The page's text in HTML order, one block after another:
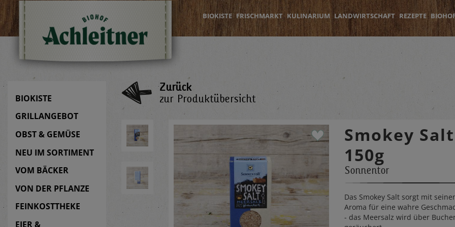
BIOKISTE FRISCHMARKT KULINARIUM LANDWIRTSCHAFT REZEPTE
BIOKISTE
GRILLANGEBOT
OBST & GEMÜSE
NEU IM SORTIMENT
VOM BÄCKER
VON DER PFLANZE
FEINKOSTTHEKE
EIER &
Zurück
zur Produktübersicht
Smokey Salt
150g
Sonnentor
Das Smokey Salt sorgt mit
Aroma für eine wahre
- das Meersalz wird über